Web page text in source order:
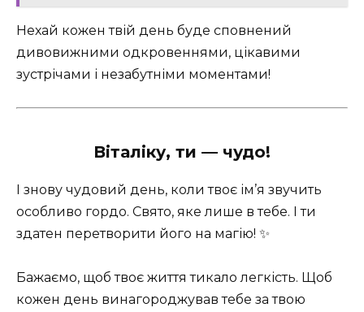
Нехай кожен твій день буде сповнений
дивовижними одкровеннями, цікавими
зустрічами і незабутніми моментами!
Віталіку, ти — чудо!
І знову чудовий день, коли твоє ім’я звучить
особливо гордо. Свято, яке лише в тебе. І ти
здатен перетворити його на магію! ✨
Бажаємо, щоб твоє життя тикало легкість. Щоб
кожен день винагороджував тебе за твою